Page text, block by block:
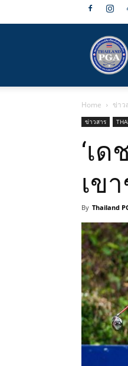
Home ข่าว
ข่าวสาร
‘เ
เข
By Thailand